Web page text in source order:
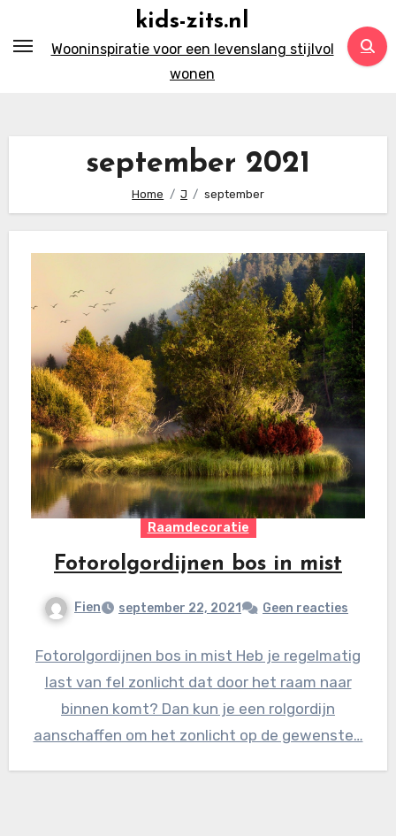
naar
kids-zits.nl
Wooninspiratie voor een levenslang stijlvol
wonen
september 2021
Home J september
Raamdecoratie
Fotorolgordijnen bos in mist
Fien september 22, 2021 Geen reacties
Fotorolgordijnen bos in mist Heb je regelmatig
last van fel zonlicht dat door het raam naar
binnen komt? Dan kun je een rolgordijn
aanschaffen om het zonlicht op de gewenste…